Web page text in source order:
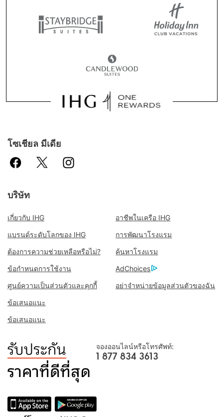
โซเชียล มีเดีย
บริษัท
เกี่ยวกับ IHG
อาชีพในเครือ IHG
แบรนด์ระดับโลกของ IHG
การพัฒนาโรงแรม
ต้องการความช่วยเหลือหรือไม่?
ค้นหาโรงแรม
ข้อกำหนดการใช้งาน
AdChoices
ศูนย์ความเป็นส่วนตัวและคุกกี้
อย่าจำหน่ายข้อมูลส่วนตัวของฉัน
ข้อเสนอแนะ
ข้อเสนอแนะ
จองออนไลน์หรือโทรศัพท์:
1 877 834 3613